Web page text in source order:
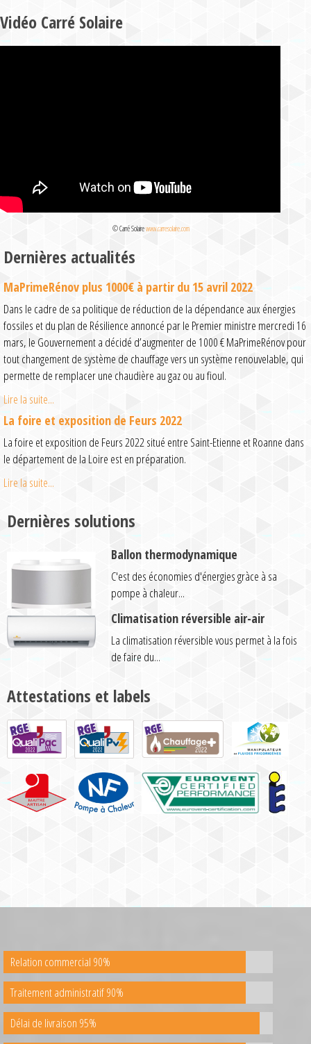
Vidéo Carré Solaire
© Carré Solairewww.carresolaire.com
Dernières actualités
MaPrimeRénov plus 1000€ à partir du 15 avril 2022
Dans le cadre de sa politique de réduction de la dépendance aux énergies
fossiles et du plan de Résilience annoncé par le Premier ministre mercredi 16
mars, le Gouvernement a décidé d’augmenter de 1000 € MaPrimeRénov pour
tout changement de système de chauffage vers un système renouvelable, qui
permette de remplacer une chaudière au gaz ou au fioul.
Lire la suite...
La foire et exposition de Feurs 2022
La foire et exposition de Feurs 2022 situé entre Saint-Etienne et Roanne dans
le département de la Loire est en préparation.
Lire la suite...
Dernières solutions
Ballon thermodynamique
C'est des économies d'énergies gràce à sa
pompe à chaleur...
Climatisation réversible air-air
La climatisation réversible vous permet à la fois
de faire du...
Attestations et labels
Relation commercial 90%
Traitement administratif 90%
Délai de livraison 95%